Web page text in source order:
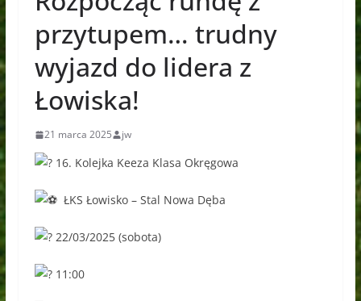
przytupem… trudny
wyjazd do lidera z
Łowiska!
21 marca 2025 jw
16. Kolejka Keeza Klasa Okręgowa
ŁKS Łowisko – Stal Nowa Dęba
22/03/2025 (sobota)
11:00